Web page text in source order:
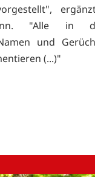
"Alle in
und
(...)"